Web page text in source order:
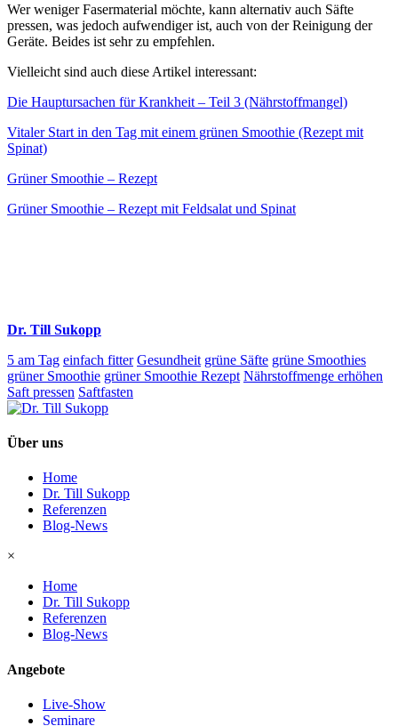
Wer weniger Fasermaterial möchte, kann alternativ auch Säfte
pressen, was jedoch aufwendiger ist, auch von der Reinigung der
Geräte. Beides ist sehr zu empfehlen.
Vielleicht sind auch diese Artikel interessant:
Die Hauptursachen für Krankheit – Teil 3 (Nährstoffmangel)
Vitaler Start in den Tag mit einem grünen Smoothie (Rezept mit
Spinat)
Grüner Smoothie – Rezept
Grüner Smoothie – Rezept mit Feldsalat und Spinat
Dr. Till Sukopp
5 am Tag einfach fitter Gesundheit grüne Säfte grüne Smoothies
grüner Smoothie grüner Smoothie Rezept Nährstoffmenge erhöhen
Saft pressen Saftfasten
Über uns
Home
Dr. Till Sukopp
Referenzen
Blog-News
×
Home
Dr. Till Sukopp
Referenzen
Blog-News
Angebote
Live-Show
Seminare